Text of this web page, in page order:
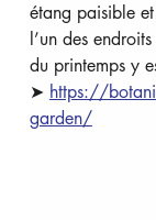
étang paisible
l’un des
du printemps y
➤ https://
garden/